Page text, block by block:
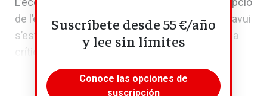
de l’economia amb la qual em vaig formar que avui
s’estudia a la majoria de les universitats. És una
crítica que il·lumina un aspecte de...
Suscríbete desde 55 €/año
y lee sin límites
Conoce las opciones de
suscripción